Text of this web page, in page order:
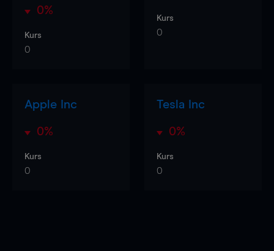
0%
Kurs
0
Kurs
0
Apple Inc
0%
Kurs
0
Tesla Inc
0%
Kurs
0